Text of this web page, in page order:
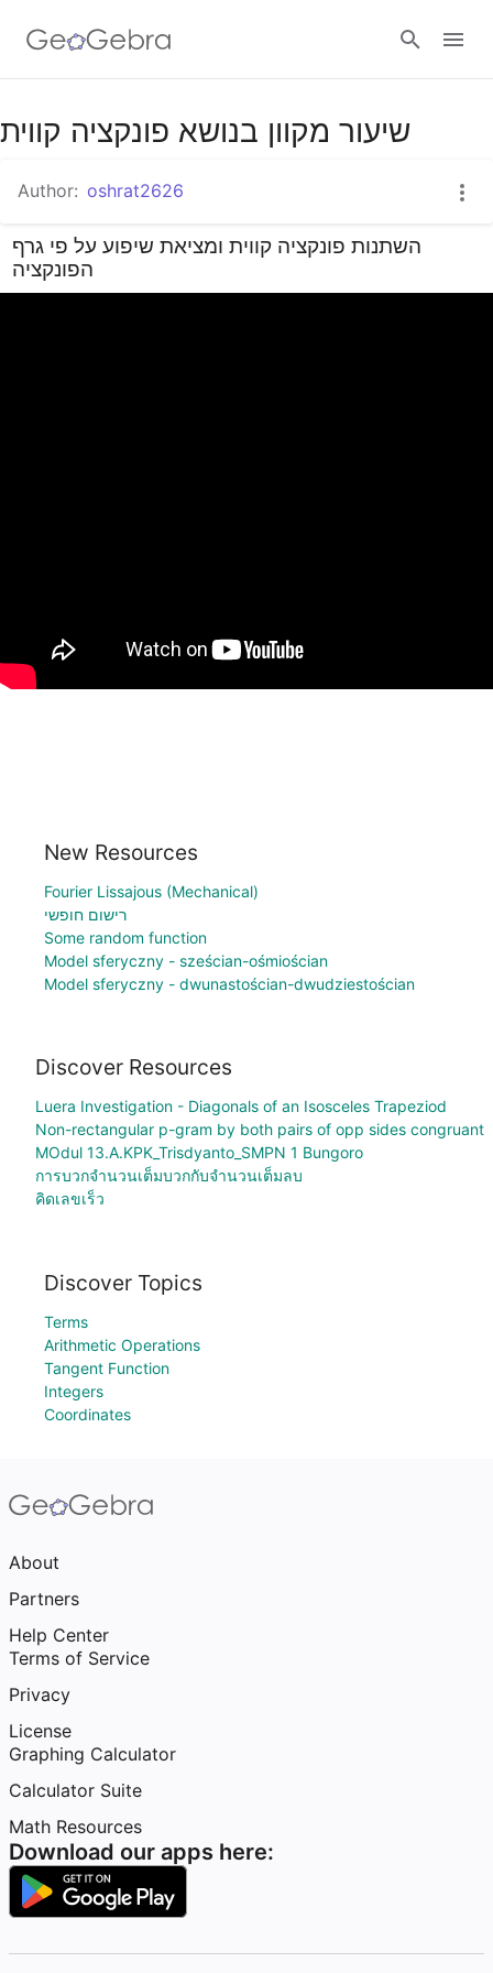
Sign in
שיעור מקוון בנושא פונקציה קווית
Author: oshrat2626
השתנות פונקציה קווית ומציאת שיפוע על פי גרף
הפונקציה
New Resources
Fourier Lissajous (Mechanical)
רישום חופשי
Some random function
Model sferyczny - sześcian-ośmiościan
Model sferyczny - dwunastościan-dwudziestościan
Discover Resources
Luera Investigation - Diagonals of an Isosceles Trapeziod
Non-rectangular p-gram by both pairs of opp sides congruant
MOdul 13.A.KPK_Trisdyanto_SMPN 1 Bungoro
การบวกจำนวนเต็มบวกกับจำนวนเต็มลบ
คิดเลขเร็ว
Discover Topics
Terms
Arithmetic Operations
Tangent Function
Integers
Coordinates
About
Partners
Help Center
Terms of Service
Privacy
License
Graphing Calculator
Calculator Suite
Math Resources
Download our apps here: